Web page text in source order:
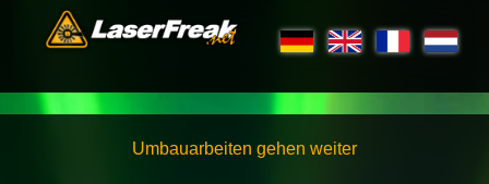
Umbauarbeiten gehen weiter